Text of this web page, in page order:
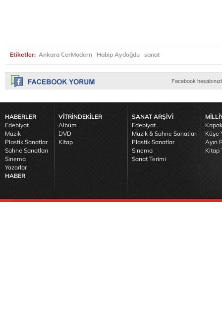
Etiketler: Ankara CerModern Habip Aydoğdu sanat
HABERLER
Edebiyat
Müzik
Plastik Sanatlar
Sahne Sanatları
Sinema
Yazarlar
HABER
VİTRİNDEKİLER
Albüm
DVD
Kitap
SANAT ARŞİVİ
Edebiyat
Müzik & Sahne Sanatları
Plastik Sanatlar
Sinema
Sanat Terimi
Köşe
Ayın
Kitap